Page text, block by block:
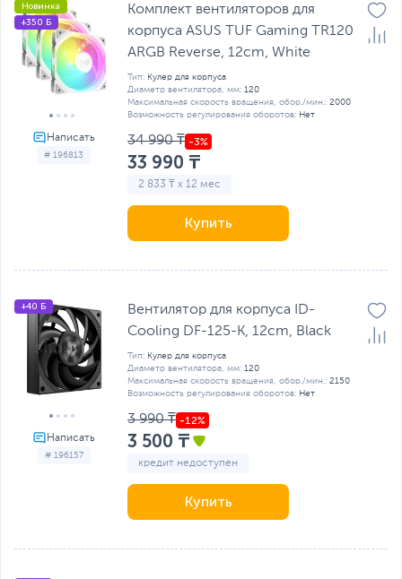
# 196813
Новинка
+350 Б
Комплект вентиляторов для
корпуса ASUS TUF Gaming TR120
ARGB Reverse, 12cm, White
Тип: Кулер для корпуса
Диаметр вентилятора, мм: 120
Максимальная скорость вращения, обор./мин.: 2000
Возможность регулирования оборотов: Нет
34 990 ₸
33 990 ₸
2 833 ₸ x 12 мес
Купить
# 196157
+40 Б
Вентилятор для корпуса ID-
Cooling DF-125-K, 12cm, Black
Тип: Кулер для корпуса
Диаметр вентилятора, мм: 120
Максимальная скорость вращения, обор./мин.: 2150
Возможность регулирования оборотов: Нет
3 990 ₸
3 500 ₸
кредит недоступен
Купить